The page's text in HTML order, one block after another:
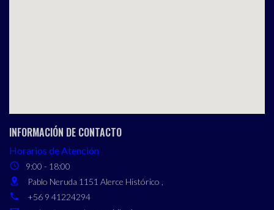
INFORMACIÓN DE CONTACTO
Horarios de Atención
9:00 - 18:00
Pablo Neruda 1151 Alerce Histórico ,
+56 9 41224294